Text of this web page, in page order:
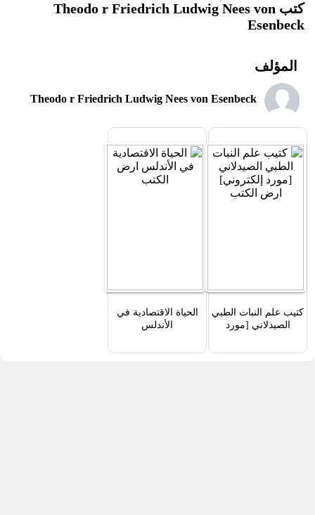
كتب Theodo r Friedrich Ludwig Nees von
Esenbeck
المؤلف
Theodo r Friedrich Ludwig Nees von Esenbeck
كتيب علم النبات الطبي
الصيدلاني [مورد
الحياة الاقتصادية في
الأندلس